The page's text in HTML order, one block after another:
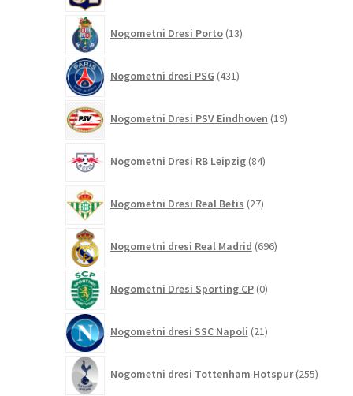
Nogometni Dresi Porto 13izdelkov
Nogometni dresi PSG 431izdelkov
Nogometni Dresi PSV Eindhoven 19izdelkov
Nogometni Dresi RB Leipzig 84izdelkov
Nogometni Dresi Real Betis 27izdelkov
Nogometni dresi Real Madrid 696izdelkov
Nogometni Dresi Sporting CP 0izdelkov
Nogometni dresi SSC Napoli 21izdelkov
Nogometni dresi Tottenham Hotspur 255